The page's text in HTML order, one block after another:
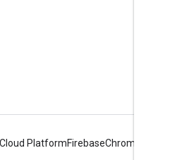
Chrome
Firebase
Platform